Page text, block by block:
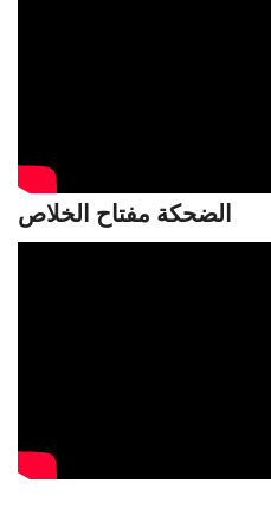
الضحكة مفتاح الخلاص